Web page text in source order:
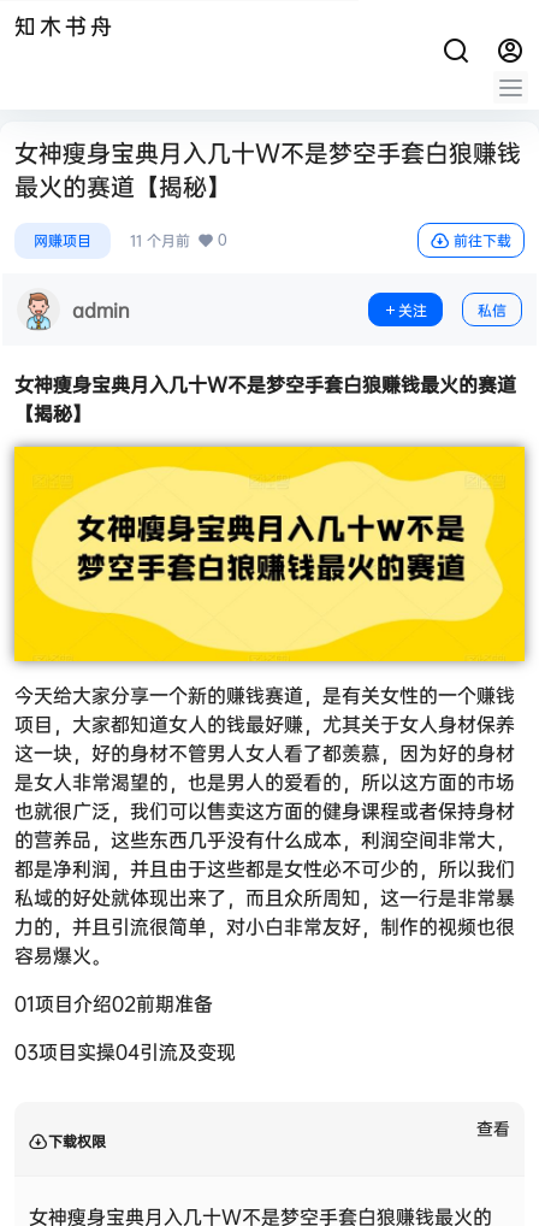
知木书舟
女神瘦身宝典月入几十W不是梦空手套白狼赚钱
最火的赛道【揭秘】
网赚项目 11 个月前 0 前往下载
admin 关注 私信
女神瘦身宝典月入几十W不是梦空手套白狼赚钱最火的赛道
【揭秘】
今天给大家分享一个新的赚钱赛道，是有关女性的一个赚钱
项目，大家都知道女人的钱最好赚，尤其关于女人身材保养
这一块，好的身材不管男人女人看了都羡慕，因为好的身材
是女人非常渴望的，也是男人的爱看的，所以这方面的市场
也就很广泛，我们可以售卖这方面的健身课程或者保持身材
的营养品，这些东西几乎没有什么成本，利润空间非常大，
都是净利润，并且由于这些都是女性必不可少的，所以我们
私域的好处就体现出来了，而且众所周知，这一行是非常暴
力的，并且引流很简单，对小白非常友好，制作的视频也很
容易爆火。
01项目介绍02前期准备
03项目实操04引流及变现
下载权限
查看
女神瘦身宝典月入几十W不是梦空手套白狼赚钱最火的